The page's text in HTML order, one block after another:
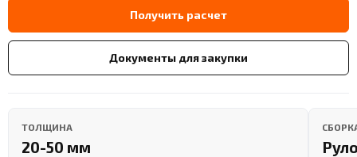
Получить расчет
Документы для закупки
ТОЛЩИНА
20-50 мм